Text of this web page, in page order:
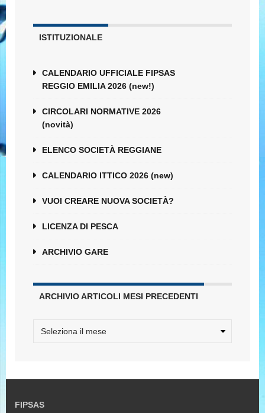
ISTITUZIONALE
CALENDARIO UFFICIALE FIPSAS
REGGIO EMILIA 2026 (new!)
CIRCOLARI NORMATIVE 2026
(novità)
ELENCO SOCIETÀ REGGIANE
CALENDARIO ITTICO 2026 (new)
VUOI CREARE NUOVA SOCIETÀ?
LICENZA DI PESCA
ARCHIVIO GARE
ARCHIVIO ARTICOLI MESI PRECEDENTI
FIPSAS